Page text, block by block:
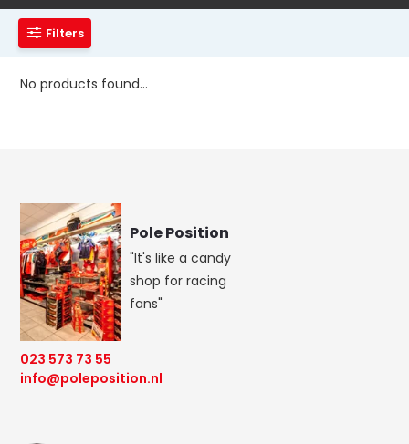
Filters
No products found...
Pole Position
"It's like a candy
shop for racing
fans"
023 573 73 55
info@poleposition.nl